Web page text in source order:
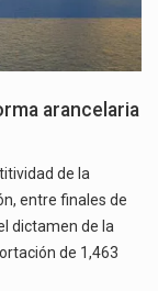
arancelaria
de la
entre finales de
dictamen de la
de 1,463